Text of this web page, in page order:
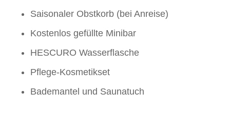
Saisonaler Obstkorb (bei Anreise)
Kostenlos gefüllte Minibar
HESCURO Wasserflasche
Pflege-Kosmetikset
Bademantel und Saunatuch